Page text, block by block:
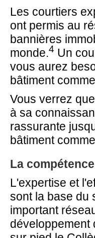
Les courtiers
ont permis au
bannières
monde.4 Un
vous aurez
bâtiment
Vous verrez
à sa
rassurante
bâtiment
La
L'expertise et
sont la base du
important
développement